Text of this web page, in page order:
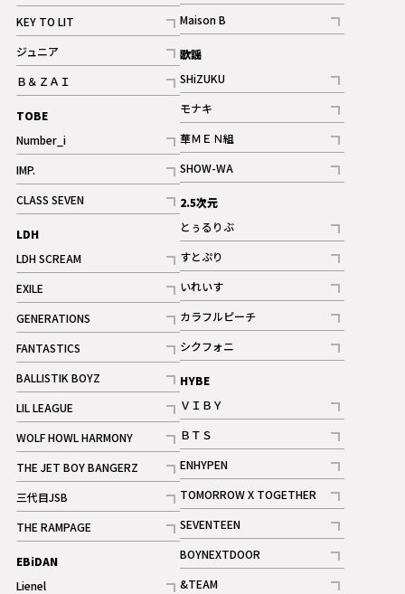
記事
KEY TO LIT
記事
ジュニア
記事
Ｂ＆ＺＡＩ
記事
TOBE
Number_i
記事
IMP.
記事
CLASS SEVEN
記事
LDH
LDH SCREAM
記事
EXILE
記事
GENERATIONS
記事
FANTASTICS
記事
BALLISTIK BOYZ
記事
LIL LEAGUE
記事
WOLF HOWL HARMONY
記事
THE JET BOY BANGERZ
記事
三代目JSB
記事
THE RAMPAGE
記事
ギャラリー
EBiDAN
Lienel
記事
ギャラリー
Maison B
記事
歌謡
SHiZUKU
記事
モナキ
記事
華ＭＥＮ組
記事
SHOW-WA
記事
2.5次元
とぅるりぶ
記事
すとぷり
記事
ギャラリー
いれいす
記事
ギャラリー
カラフルピーチ
記事
シクフォニ
記事
HYBE
ＶＩＢＹ
記事
ＢＴＳ
記事
ENHYPEN
記事
TOMORROW X TOGETHER
記事
ギャラリー
SEVENTEEN
記事
BOYNEXTDOOR
記事
&TEAM